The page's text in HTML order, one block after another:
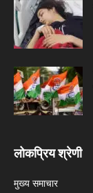
लोकप्रिय श्रेणी
मुख्य समाचार